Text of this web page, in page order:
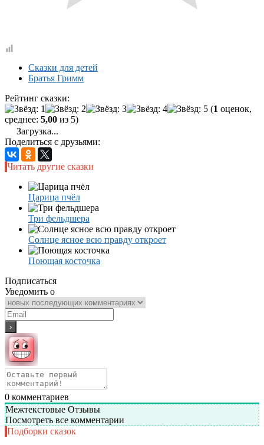
Сказки для детей
Братья Гримм
Рейтинг сказки:
(1 оценок,
среднее: 5,00 из 5)
Загрузка...
Поделиться с друзьями:
Читать другие сказки
Царица пчёл
Три фельдшера
Солнце ясное всю правду откроет
Поющая косточка
Подписаться
Уведомить о
0 комментариев
Межтекстовые Отзывы
Посмотреть все комментарии
Подборки сказок